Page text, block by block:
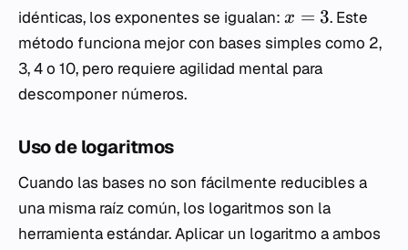
idénticas, los exponentes se igualan: x = 3. Este
método funciona mejor con bases simples como 2,
3, 4 o 10, pero requiere agilidad mental para
descomponer números.
Uso de logaritmos
Cuando las bases no son fácilmente reducibles a
una misma raíz común, los logaritmos son la
herramienta estándar. Aplicar un logaritmo a ambos